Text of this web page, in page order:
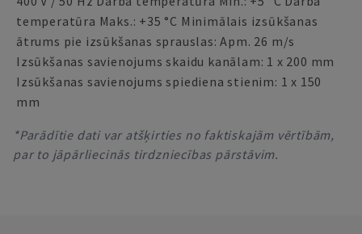
temperatūra Maks.: +35 °C Minimālais izsūkšanas
ātrums pie izsūkšanas sprauslas: Apm. 26 m/s
Izsūkšanas savienojums skaidu kanālam: 1 x 200 mm
Izsūkšanas savienojums spiediena stienim: 1 x 150
mm
*Parādītie dati var atšķirties no faktiskajām vērtībām,
par to jāpārliecinās tirdzniecības pārstāvim.